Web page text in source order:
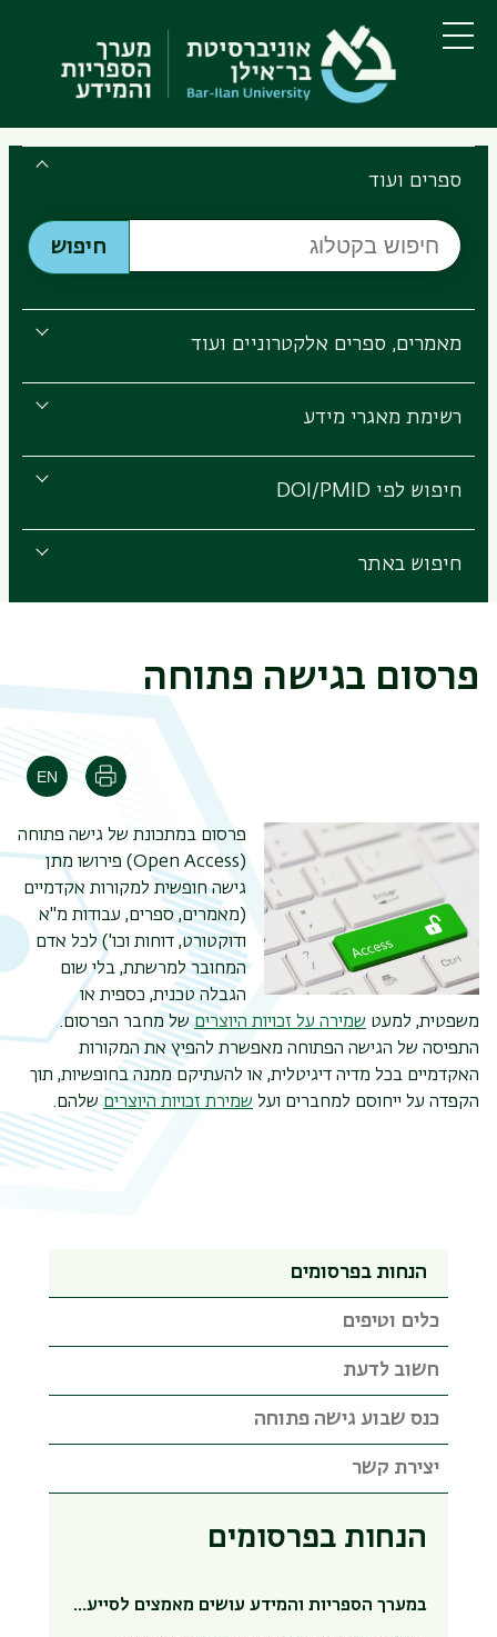
לתוכן
העיקרי
לתפריט
ניווט
ראשי
תפריט
Search
the
Ilan
Libraries
ספרים ועוד
חיפוש
בקטלוג
חיפוש
מאמרים, ספרים אלקטרוניים ועוד
רשימת מאגרי מידע
חיפוש לפי DOI/PMID
חיפוש באתר
פרסום בגישה פתוחה
הדפסה
פרסום במתכונת של גישה פתוחה
(Open Access) פירושו מתן
גישה חופשית למקורות אקדמיים
(מאמרים, ספרים, עבודות מ"א
ודוקטורט, דוחות וכו') לכל אדם
המחובר למרשתת, בלי שום
הגבלה טכנית, כספית או
משפטית, למעט שמירה על זכויות היוצריםשל מחבר הפרסום.
התפיסה של הגישה הפתוחה מאפשרת להפיץ את המקורות
האקדמיים בכל מדיה דיגיטלית, או להעתיקם ממנה בחופשיות, תוך
הקפדה על ייחוסם למחברים ועל שמירת זכויות היוצריםשלהם.
הנחות בפרסומים
כלים וטיפים
חשוב לדעת
כנס שבוע גישה פתוחה
יצירת קשר
הנחות בפרסומים
במערך הספריות והמידע עושים מאמצים לסייע...